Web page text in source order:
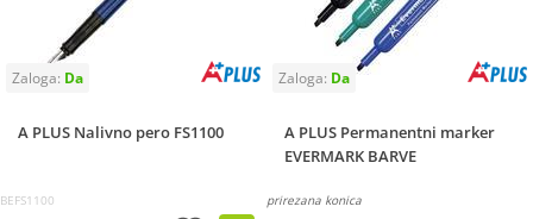
A PLUS Nalivno pero FS1100
BEFS1100
A PLUS Permanentni marker
EVERMARK BARVE
prirezana konica